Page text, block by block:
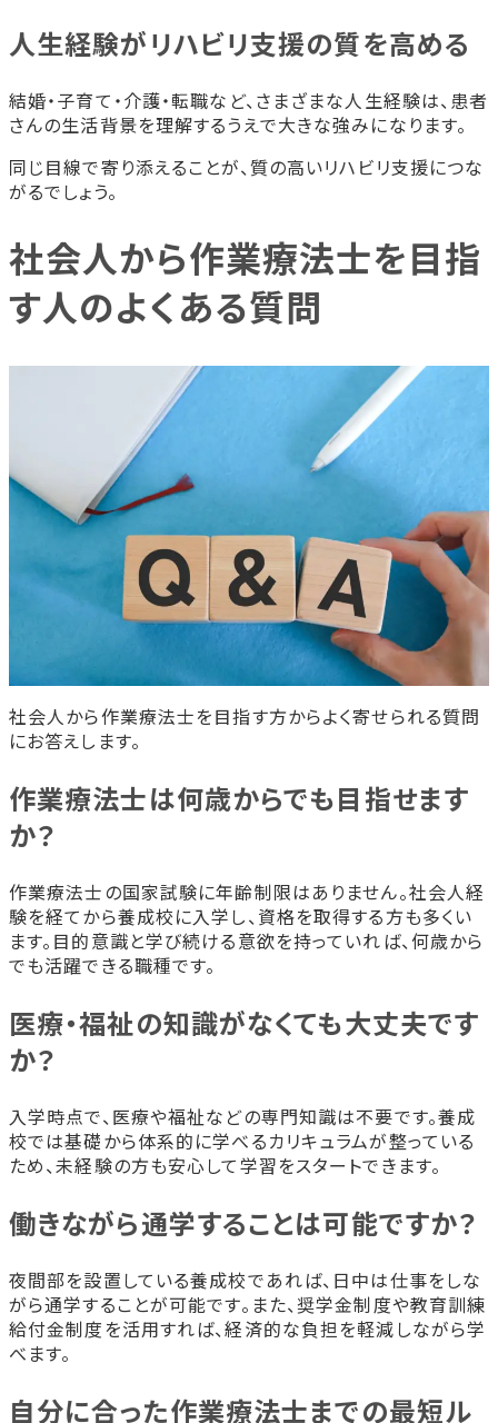
人生経験がリハビリ支援の質を高める
結婚・子育て・介護・転職など、さまざまな人生経験は、患者
さんの生活背景を理解するうえで大きな強みになります。
同じ目線で寄り添えることが、質の高いリハビリ支援につな
がるでしょう。
社会人から作業療法士を目指
す人のよくある質問
社会人から作業療法士を目指す方からよく寄せられる質問
にお答えします。
作業療法士は何歳からでも目指せます
か？
作業療法士の国家試験に年齢制限はありません。社会人経
験を経てから養成校に入学し、資格を取得する方も多くい
ます。目的意識と学び続ける意欲を持っていれば、何歳から
でも活躍できる職種です。
医療・福祉の知識がなくても大丈夫です
か？
入学時点で、医療や福祉などの専門知識は不要です。養成
校では基礎から体系的に学べるカリキュラムが整っている
ため、未経験の方も安心して学習をスタートできます。
働きながら通学することは可能ですか？
夜間部を設置している養成校であれば、日中は仕事をしな
がら通学することが可能です。また、奨学金制度や教育訓練
給付金制度を活用すれば、経済的な負担を軽減しながら学
べます。
自分に合った作業療法士までの最短ル